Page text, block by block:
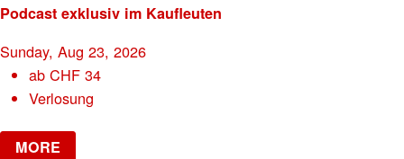
Podcast exklusiv im Kaufleuten
Sunday, Aug 23, 2026
abCHF 34
Verlosung
MORE